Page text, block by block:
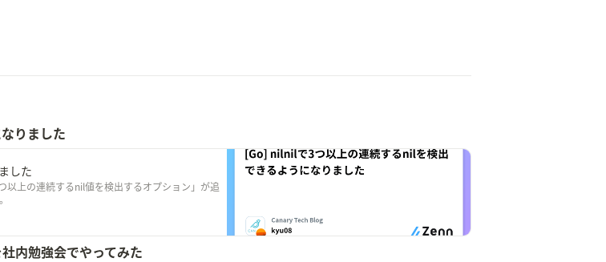
りました
した
上の連続するnil値を検出するオプション」が追
内勉強会でやってみた